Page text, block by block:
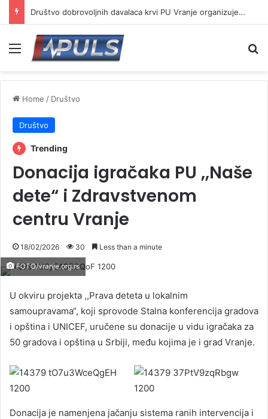
Društvo dobrovoljnih davalaca krvi PU Vranje organizuje akciju na Besnoj kobili
Menu
Home / Društvo
Društvo
Trending
Donacija igračaka PU ,,Naše
dete“ i Zdravstvenom
centru Vranje
18/02/2026 30 Less than a minute
FOTO/vranje.org.rs
U okviru projekta ,,Prava deteta u lokalnim
samoupravama“, koji sprovode Stalna konferencija gradova
i opština i UNICEF, uručene su donacije u vidu igračaka za
50 gradova i opština u Srbiji, među kojima je i grad Vranje.
Donacija je namenjena jačanju sistema ranih intervencija i